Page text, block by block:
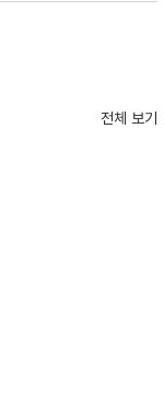
전체 보기